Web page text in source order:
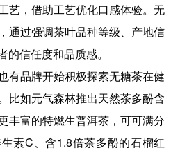
艺，借助工艺优化口感体验。无
通过强调茶叶品种等级、产地信
信任度和品质感。
有品牌开始积极探索无糖茶在健
比如元气森林推出天然茶多酚含
丰富的特燃生普洱茶，可可满分
素C、含1.8倍茶多酚的石榴红